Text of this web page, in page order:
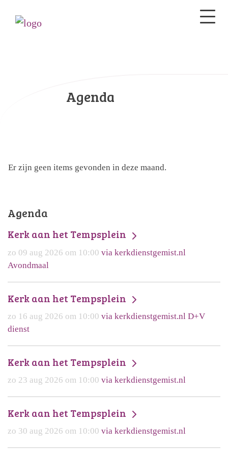
Agenda
Er zijn geen items gevonden in deze maand.
Agenda
Kerk aan het Tempsplein
zo 09 aug 2026 om 10:00 via kerkdienstgemist.nl
Avondmaal
Kerk aan het Tempsplein
zo 16 aug 2026 om 10:00 via kerkdienstgemist.nl D+V
dienst
Kerk aan het Tempsplein
zo 23 aug 2026 om 10:00 via kerkdienstgemist.nl
Kerk aan het Tempsplein
zo 30 aug 2026 om 10:00 via kerkdienstgemist.nl